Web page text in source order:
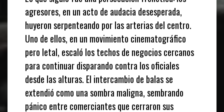
agresores, en un acto de audacia desesperada,
huyeron serpenteando por las arterias del centro.
Uno de ellos, en un movimiento cinematográfico
pero letal, escaló los techos de negocios cercanos
para continuar disparando contra los oficiales
desde las alturas. El intercambio de balas se
extendió como una sombra maligna, sembrando
pánico entre comerciantes que cerraron sus